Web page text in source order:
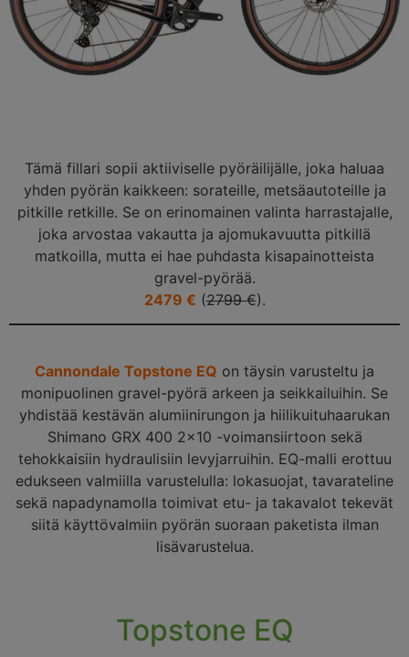
Tämä fillari sopii aktiiviselle pyöräilijälle, joka haluaa
yhden pyörän kaikkeen: sorateille, metsäautoteille ja
pitkille retkille. Se on erinomainen valinta harrastajalle,
joka arvostaa vakautta ja ajomukavuutta pitkillä
matkoilla, mutta ei hae puhdasta kisapainotteista
gravel-pyörää.
2479 € (2799 €).
Cannondale Topstone EQ on täysin varusteltu ja
monipuolinen gravel-pyörä arkeen ja seikkailuihin. Se
yhdistää kestävän alumiinirungon ja hiilikuituhaarukan
Shimano GRX 400 2×10 -voimansiirtoon sekä
tehokkaisiin hydraulisiin levyjarruihin. EQ-malli erottuu
edukseen valmiilla varustelulla: lokasuojat, tavarateline
sekä napadynamolla toimivat etu- ja takavalot tekevät
siitä käyttövalmiin pyörän suoraan paketista ilman
lisävarustelua.
Topstone EQ